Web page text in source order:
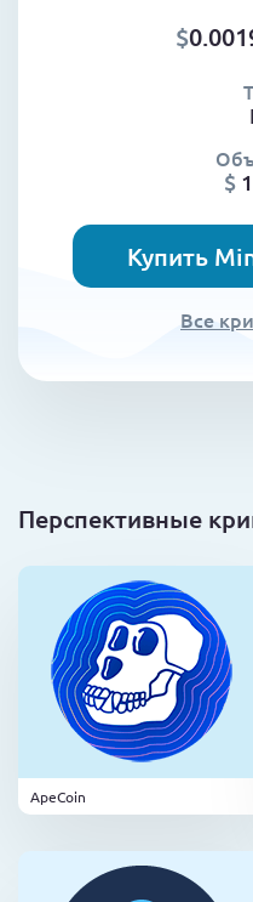
$
$
Купить
Все
Перспективные
ApeCoin